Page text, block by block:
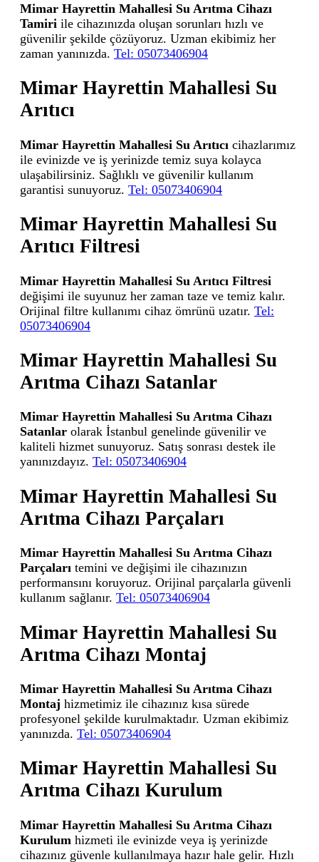
Mimar Hayrettin Mahallesi Su Arıtma Cihazı
Tamiri ile cihazınızda oluşan sorunları hızlı ve
güvenilir şekilde çözüyoruz. Uzman ekibimiz her
zaman yanınızda. Tel: 05073406904
Mimar Hayrettin Mahallesi Su
Arıtıcı
Mimar Hayrettin Mahallesi Su Arıtıcı cihazlarımız
ile evinizde ve iş yerinizde temiz suya kolayca
ulaşabilirsiniz. Sağlıklı ve güvenilir kullanım
garantisi sunuyoruz. Tel: 05073406904
Mimar Hayrettin Mahallesi Su
Arıtıcı Filtresi
Mimar Hayrettin Mahallesi Su Arıtıcı Filtresi
değişimi ile suyunuz her zaman taze ve temiz kalır.
Orijinal filtre kullanımı cihaz ömrünü uzatır. Tel:
05073406904
Mimar Hayrettin Mahallesi Su
Arıtma Cihazı Satanlar
Mimar Hayrettin Mahallesi Su Arıtma Cihazı
Satanlar olarak İstanbul genelinde güvenilir ve
kaliteli hizmet sunuyoruz. Satış sonrası destek ile
yanınızdayız. Tel: 05073406904
Mimar Hayrettin Mahallesi Su
Arıtma Cihazı Parçaları
Mimar Hayrettin Mahallesi Su Arıtma Cihazı
Parçaları temini ve değişimi ile cihazınızın
performansını koruyoruz. Orijinal parçalarla güvenli
kullanım sağlanır. Tel: 05073406904
Mimar Hayrettin Mahallesi Su
Arıtma Cihazı Montaj
Mimar Hayrettin Mahallesi Su Arıtma Cihazı
Montaj hizmetimiz ile cihazınız kısa sürede
profesyonel şekilde kurulmaktadır. Uzman ekibimiz
yanınızda. Tel: 05073406904
Mimar Hayrettin Mahallesi Su
Arıtma Cihazı Kurulum
Mimar Hayrettin Mahallesi Su Arıtma Cihazı
Kurulum hizmeti ile evinizde veya iş yerinizde
cihazınız güvenle kullanılmaya hazır hale gelir. Hızlı